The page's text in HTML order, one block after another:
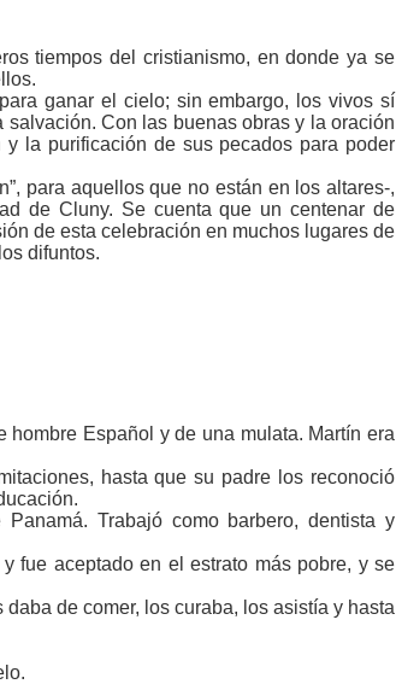
tiempos del cristianismo, en donde ya se
ganar el cielo; sin embargo, los vivos sí
Con las buenas obras y la oración
la purificación de sus pecados para poder
para aquellos que no están en los altares-,
de Cluny. Se cuenta que un centenar de
de esta celebración en muchos lugares de
difuntos.
Español y de una mulata. Martín era
hasta que su padre los reconoció
Trabajó como barbero, dentista y
fue aceptado en el estrato más pobre, y se
de comer, los curaba, los asistía y hasta